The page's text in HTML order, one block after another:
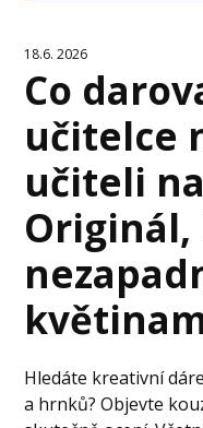
18.6. 2026
Co
učitelce
učiteli
Hledáte kreativní
a hrnků? Objevte